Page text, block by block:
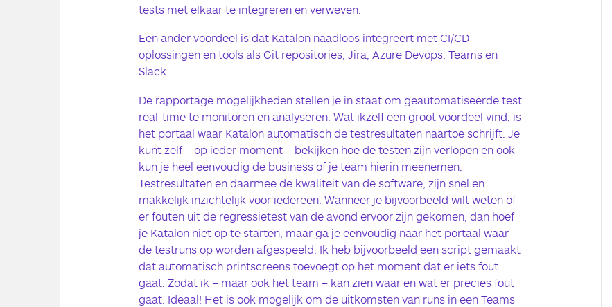
tests met elkaar te integreren en verweven.
Een ander voordeel is dat Katalon naadloos integreert met CI/CD
oplossingen en tools als Git repositories, Jira, Azure Devops, Teams en
Slack.
De rapportage mogelijkheden stellen je in staat om geautomatiseerde test
real-time te monitoren en analyseren. Wat ikzelf een groot voordeel vind, is
het portaal waar Katalon automatisch de testresultaten naartoe schrijft. Je
kunt zelf – op ieder moment – bekijken hoe de testen zijn verlopen en ook
kun je heel eenvoudig de business of je team hierin meenemen.
Testresultaten en daarmee de kwaliteit van de software, zijn snel en
makkelijk inzichtelijk voor iedereen. Wanneer je bijvoorbeeld wilt weten of
er fouten uit de regressietest van de avond ervoor zijn gekomen, dan hoef
je Katalon niet op te starten, maar ga je eenvoudig naar het portaal waar
de testruns op worden afgespeeld. Ik heb bijvoorbeeld een script gemaakt
dat automatisch printscreens toevoegt op het moment dat er iets fout
gaat. Zodat ik – maar ook het team – kan zien waar en wat er precies fout
gaat. Ideaal! Het is ook mogelijk om de uitkomsten van runs in een Teams